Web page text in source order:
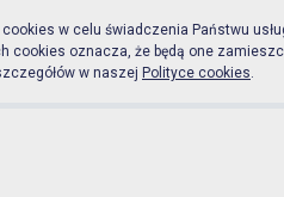
w celu świadczenia Państwu
cookies oznacza, że będą one
w naszej Polityce cookies.